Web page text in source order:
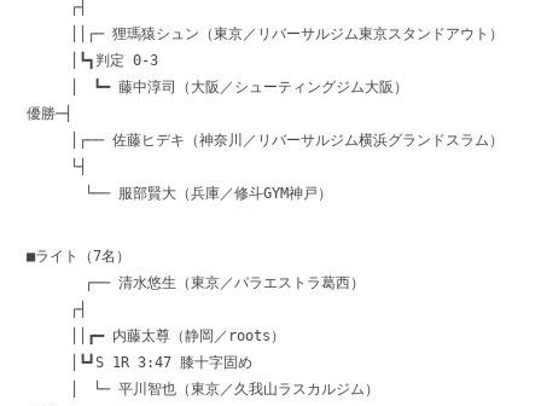
┌┤
││┌─ 狸瑪猿シュン（東京／リバーサルジム東京スタンドアウト）
│┗┓判定 0-3
│ ┗━ 藤中淳司（大阪／シューティングジム大阪）
優勝─┤
│┌── 佐藤ヒデキ（神奈川／リバーサルジム横浜グランドスラム）
└┤
└── 服部賢大（兵庫／修斗GYM神戸）
■ライト（7名）
┌── 清水悠生（東京／パラエストラ葛西）
┌┤
││┏━ 内藤太尊（静岡／roots）
│┗┛S 1R 3:47 膝十字固め
│ └─ 平川智也（東京／久我山ラスカルジム）